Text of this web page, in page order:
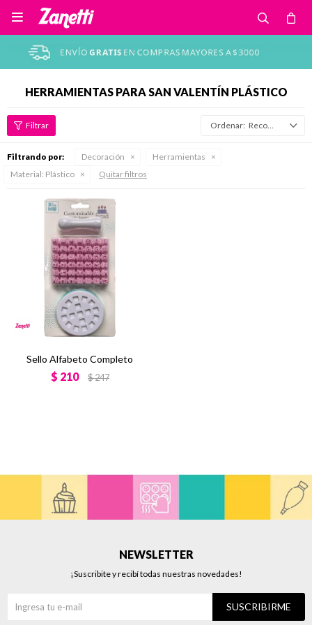

HERRAMIENTAS PARA SAN VALENTÍN PLÁSTICO
Recomendados
Filtrando por: Decoración
Herramientas
Material: Plástico Quitar filtros
Sello Alfabeto Completo
$ 210 $247
NEWSLETTER
¡Suscribite y recibí todas nuestras novedades!
SUSCRIBIRME